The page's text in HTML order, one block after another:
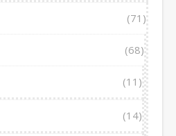
(71)
(68)
(11)
(14)